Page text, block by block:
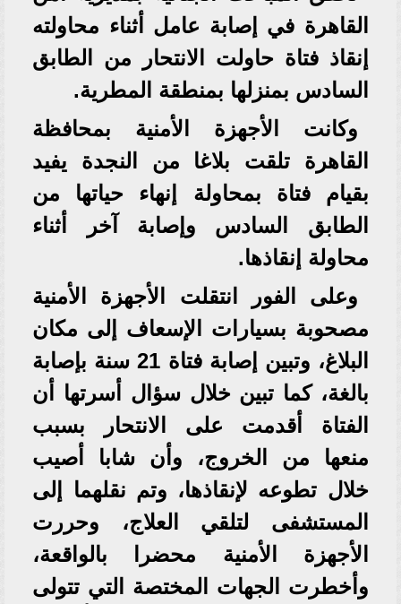
القاهرة في إصابة عامل أثناء محاولته
إنقاذ فتاة حاولت الانتحار من الطابق
السادس بمنزلها بمنطقة المطرية.
وكانت الأجهزة الأمنية بمحافظة
القاهرة تلقت بلاغا من النجدة يفيد
بقيام فتاة بمحاولة إنهاء حياتها من
الطابق السادس وإصابة آخر أثناء
محاولة إنقاذها.
وعلى الفور انتقلت الأجهزة الأمنية
مصحوبة بسيارات الإسعاف إلى مكان
البلاغ، وتبين إصابة فتاة 21 سنة بإصابة
بالغة، كما تبين خلال سؤال أسرتها أن
الفتاة أقدمت على الانتحار بسبب
منعها من الخروج، وأن شابا أصيب
خلال تطوعه لإنقاذها، وتم نقلهما إلى
المستشفى لتلقي العلاج، وحررت
الأجهزة الأمنية محضرا بالواقعة،
وأخطرت الجهات المختصة التي تتولى